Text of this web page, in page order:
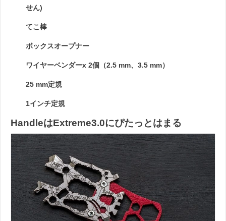
せん)
てこ棒
ボックスオープナー
ワイヤーベンダーx 2個（2.5 mm、3.5 mm）
25 mm定規
1インチ定規
HandleはExtreme3.0にぴたっとはまる